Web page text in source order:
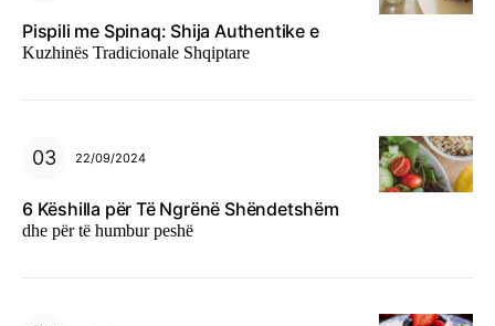
Pispili me Spinaq: Shija Authentike e
Kuzhinës Tradicionale Shqiptare
22/09/2024
6 Këshilla për Të Ngrënë Shëndetshëm
dhe për të humbur peshë